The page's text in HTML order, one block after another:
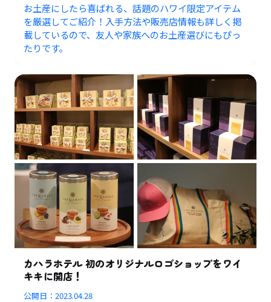
お土産にしたら喜ばれる、話題のハワイ限定アイテム
を厳選してご紹介！入手方法や販売店情報も詳しく掲
載しているので、友人や家族へのお土産選びにもぴっ
たりです。
カハラホテル 初のオリジナルロゴショップをワイ
キキに開店！
公開日：2023.04.28